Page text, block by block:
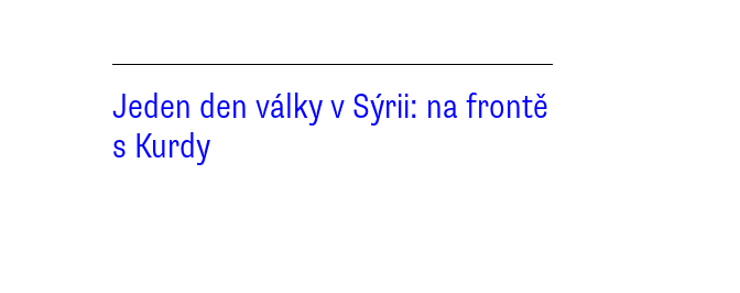
Jeden den války v Sýrii: na frontě
s Kurdy